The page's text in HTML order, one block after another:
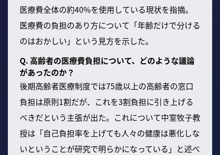
医療費全体の約40%を使用している現状を指摘。
医療費の負担のあり方について「年齢だけで分ける
のはおかしい」という見方を示した。
Q. 高齢者の医療費負担について、どのような議論
があったのか？
後期高齢者医療制度では75歳以上の高齢者の窓口
負担は原則1割だが、これを3割負担に引き上げる
べきだという主張が出た。これについて中室牧子教
授は「自己負担率を上げても人々の健康は悪化しな
いということが研究で明らかになっている」と述べ